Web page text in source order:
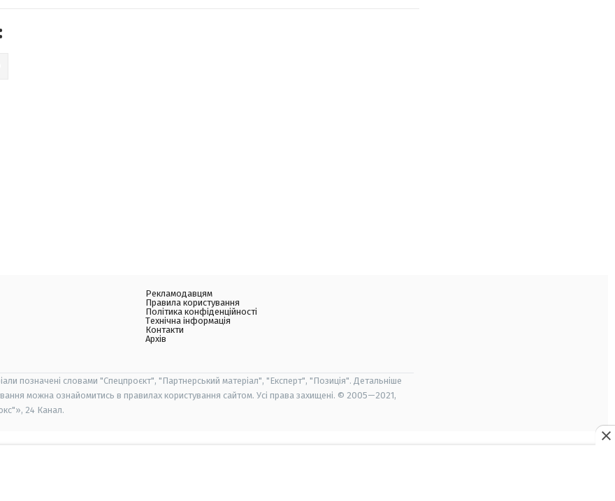
Рекламодавцям
Правила користування
Політика конфіденційності
Технічна інформація
Контакти
Архів
позначені словами "Спецпроєкт", "Партнерський матеріал", "Експерт", "Позиція". Детальніше
можна ознайомитись в правилах користування сайтом. Усі права захищені. © 2005—2021,
24 Канал.